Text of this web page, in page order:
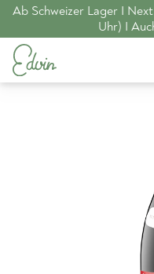
Ab Schweizer Lager I
Uhr) I